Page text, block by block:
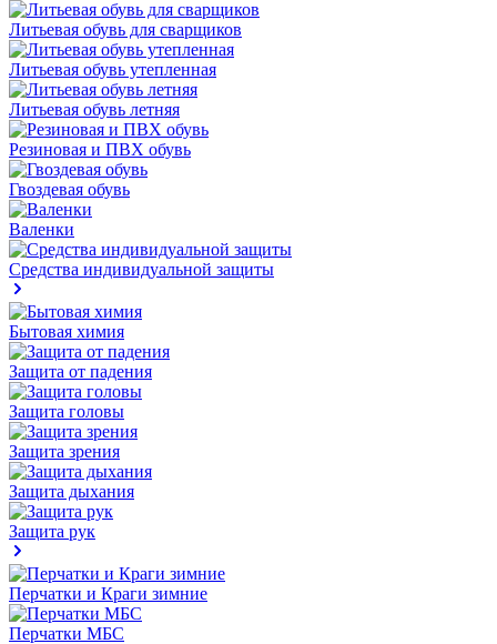
Литьевая обувь для сварщиков
Литьевая обувь утепленная
Литьевая обувь летняя
Резиновая и ПВХ обувь
Гвоздевая обувь
Валенки
Средства индивидуальной защиты
Бытовая химия
Защита от падения
Защита головы
Защита зрения
Защита дыхания
Защита рук
Перчатки и Краги зимние
Перчатки МБС